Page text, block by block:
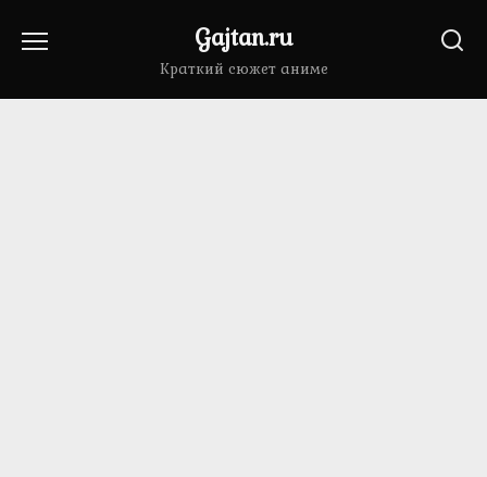
Gajtan.ru
Краткий сюжет аниме